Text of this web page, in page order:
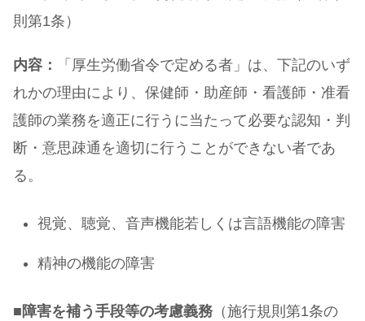
則第1条）
内容：
「厚生労働省令で定める者」は、下記のいず
れかの理由により、保健師・助産師・看護師・准看
護師の業務を適正に行うに当たって必要な認知・判
断・意思疎通を適切に行うことができない者であ
る。
視覚、聴覚、音声機能若しくは言語機能の障害
精神の機能の障害
■障害を補う手段等の考慮義務 （施行規則第1条の